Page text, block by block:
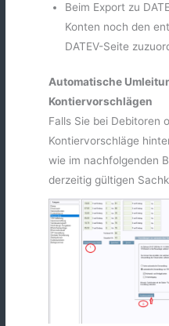
Beim Export zu
Konten noch den
DATEV-Seite
Automatische
Kontiervorschlägen
Falls Sie bei Debitoren
Kontiervorschläge
wie im nachfolgenden
derzeitig gültigen